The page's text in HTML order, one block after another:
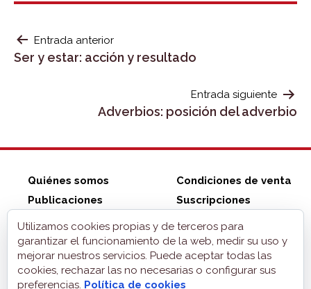
NAVEGACIÓN
DE
Entrada anterior
Ser y estar: acción y resultado
Entrada siguiente
Adverbios: posición del adverbio
Quiénes somos
Publicaciones
Tienda ZonaELE
Condiciones de venta
Suscripciones
Contacto
Aviso legal
Privacidad
Cookies
Utilizamos cookies propias y de terceros para
garantizar el funcionamiento de la web, medir su uso y
mejorar nuestros servicios. Puede aceptar todas las
cookies, rechazar las no necesarias o configurar sus
preferencias. Política de cookies